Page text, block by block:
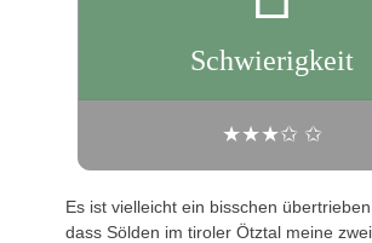
Schwierigkeit
★★★✩ ✩
Es ist vielleicht ein bisschen übertrieben
dass Sölden im tiroler Ötztal meine